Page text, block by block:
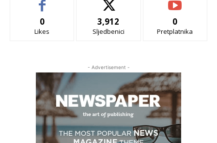
0
Likes
3,912
Sljedbenici
0
Pretplatnika
- Advertisement -